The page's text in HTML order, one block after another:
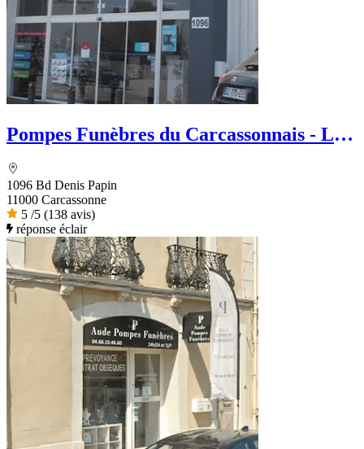
Pompes Funèbres du Carcassonnais - Le
1096 Bd Denis Papin
11000 Carcassonne
5 /5 (138 avis)
réponse éclair